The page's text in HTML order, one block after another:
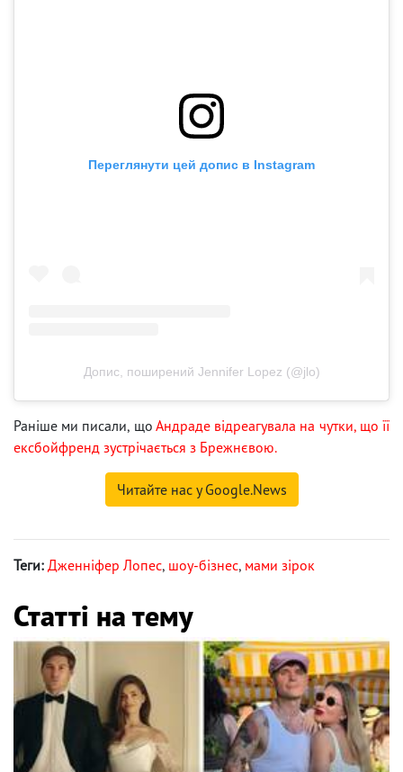
Переглянути цей допис в Instagram
Допис, поширений Jennifer Lopez (@jlo)
Раніше ми писали, що Андраде відреагувала на чутки, що її
ексбойфренд зустрічається з Брежнєвою.
Читайте нас у Google.News
Теги: Дженніфер Лопес, шоу-бізнес, мами зірок
Статті на тему